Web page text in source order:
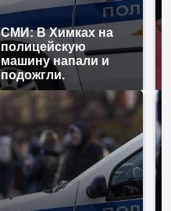
СМИ: В Химках на
полицейскую
машину напали и
подожгли.